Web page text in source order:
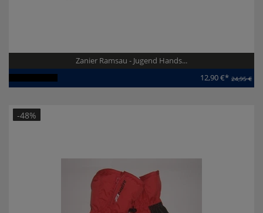
Zanier Ramsau - Jugend Hands...
Artikel-ID: 111770
12,90 €* 24,95 €
-48%